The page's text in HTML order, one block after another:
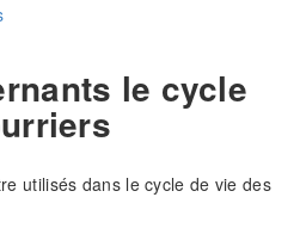
le cycle
utilisés dans le cycle de vie des